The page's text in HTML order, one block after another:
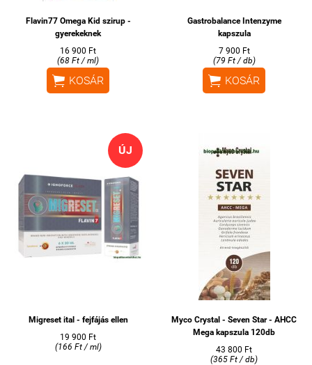
Flavin77 Omega Kid szirup -
gyerekeknek
16 900 Ft
(68 Ft / ml)
 KOSÁR
Gastrobalance Intenzyme
kapszula
7 900 Ft
(79 Ft / db)
 KOSÁR
ÚJ
Migreset ital - fejfájás ellen
19 900 Ft
(166 Ft / ml)
Myco Crystal - Seven Star - AHCC
Mega kapszula 120db
43 800 Ft
(365 Ft / db)